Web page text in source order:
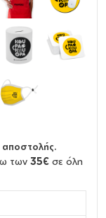
αποστολής.
των 35€ σε όλη